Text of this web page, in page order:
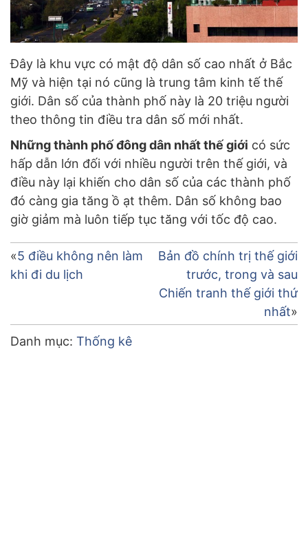
Đây là khu vực có mật độ dân số cao nhất ở Bắc
Mỹ và hiện tại nó cũng là trung tâm kinh tế thế
giới. Dân số của thành phố này là 20 triệu người
theo thông tin điều tra dân số mới nhất.
Những thành phố đông dân nhất thế giới có sức
hấp dẫn lớn đối với nhiều người trên thế giới, và
điều này lại khiến cho dân số của các thành phố
đó càng gia tăng ồ ạt thêm. Dân số không bao
giờ giảm mà luôn tiếp tục tăng với tốc độ cao.
Điều
hướng
viết
5 điều không nên làm
khi đi du lịch
Bản đồ chính trị thế giới
trước, trong và sau
Chiến tranh thế giới thứ
nhất
Danh mục: Thống kê